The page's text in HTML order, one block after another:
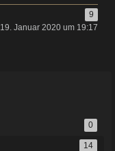
9
19. Januar 2020 um 19:17
0
14